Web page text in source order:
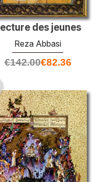
des jeunes
Reza Abbasi
€142.00€82.36